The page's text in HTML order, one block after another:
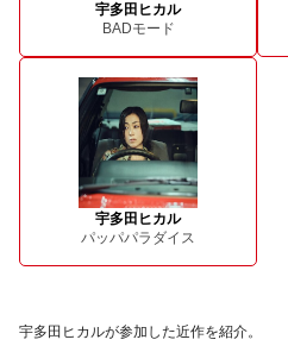
宇多田ヒカル
BADモード
宇多田ヒカル
パッパパラダイス
宇多田ヒカルが参加した近作を紹介。